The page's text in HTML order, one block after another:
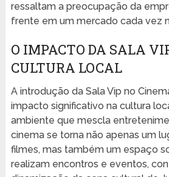
ressaltam a preocupação da
frente em um mercado cada vez
O IMPACTO DA SALA
CULTURA LOCAL
A introdução da Sala Vip no
impacto significativo na cultura
ambiente que mescla
cinema se torna não apenas um
filmes, mas também um espaço
realizam encontros e eventos,